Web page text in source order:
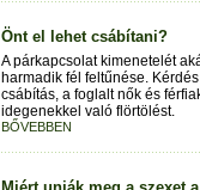
Önt el lehet csábítani?
A párkapcsolat kimenetelét
harmadik fél feltűnése.
csábítás, a foglalt nők és
idegenekkel való flörtölést.
BŐVEBBEN